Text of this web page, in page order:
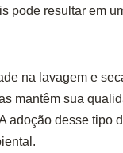
pode resultar em
na lavagem e
mantêm sua
adoção desse tipo